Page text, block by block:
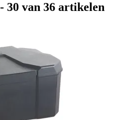
van 36 artikelen